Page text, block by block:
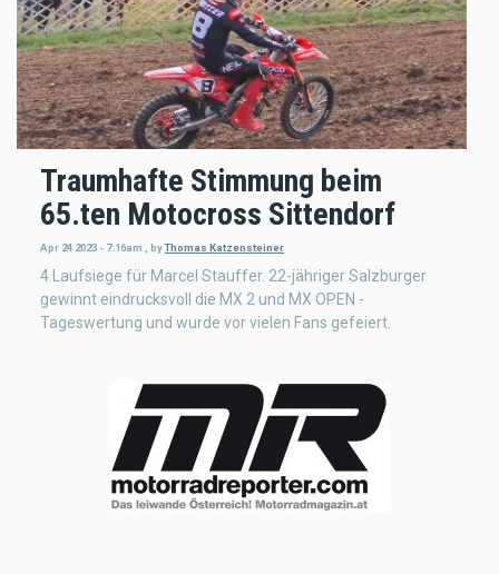
Traumhafte Stimmung beim
65.ten Motocross Sittendorf
Apr 24 2023 - 7:16am byThomas Katzensteiner
4 Laufsiege für Marcel Stauffer. 22-jähriger Salzburger
gewinnt eindrucksvoll die MX 2 und MX OPEN -
Tageswertung und wurde vor vielen Fans gefeiert.